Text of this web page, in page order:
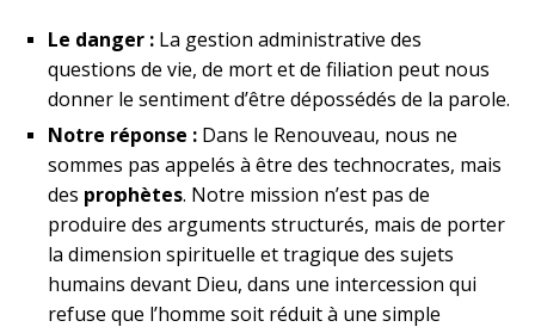
Le danger : La gestion administrative des
questions de vie, de mort et de filiation peut nous
donner le sentiment d’être dépossédés de la parole.
Notre réponse : Dans le Renouveau, nous ne
sommes pas appelés à être des technocrates, mais
des prophètes. Notre mission n’est pas de
produire des arguments structurés, mais de porter
la dimension spirituelle et tragique des sujets
humains devant Dieu, dans une intercession qui
refuse que l’homme soit réduit à une simple